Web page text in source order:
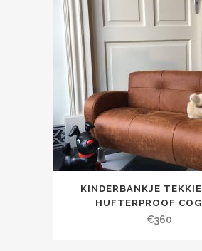
KINDERBANKJE
HUFTERPROOF
€360